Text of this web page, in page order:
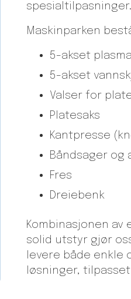
spesialtilpasninger.
Maskinparken
5-akset
5-akset
Valser for
Platesaks
Kantpresse
Båndsager og
Fres
Dreiebenk
Kombinasjonen
solid utstyr gjør
levere både enkle
løsninger,